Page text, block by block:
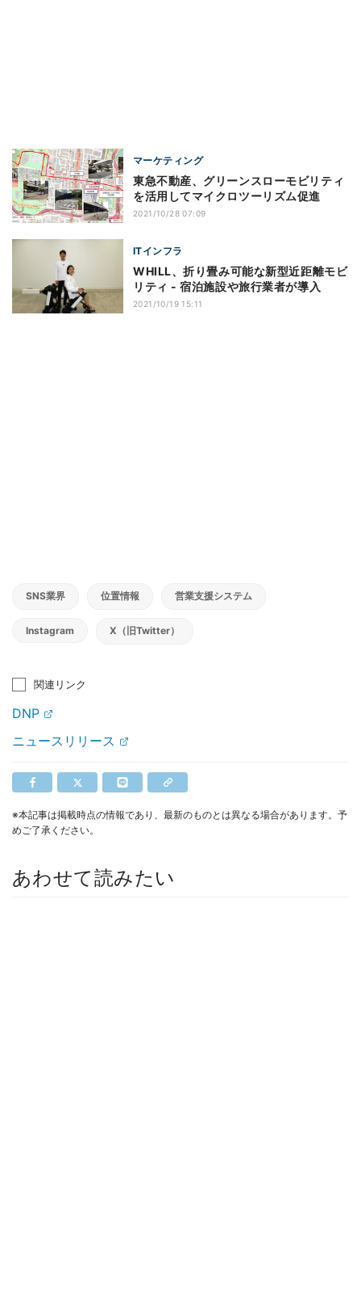
マーケティング
東急不動産、グリーンスローモビリティ
を活用してマイクロツーリズム促進
2021/10/28 07:09
ITインフラ
WHILL、折り畳み可能な新型近距離モビ
リティ - 宿泊施設や旅行業者が導入
2021/10/19 15:11
SNS業界 位置情報 営業支援システム
Instagram X（旧Twitter）
関連リンク
DNP
ニュースリリース
※本記事は掲載時点の情報であり、最新のものとは異なる場合があります。予
めご了承ください。
あわせて読みたい